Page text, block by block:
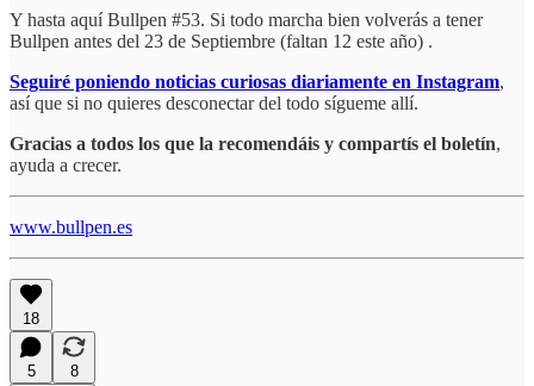
Y hasta aquí Bullpen #53. Si todo marcha bien volverás a tener
Bullpen antes del 23 de Septiembre (faltan 12 este año) .
Seguiré poniendo noticias curiosas diariamente en Instagram,
así que si no quieres desconectar del todo sígueme allí.
Gracias a todos los que la recomendáis y compartís el boletín,
ayuda a crecer.
www.bullpen.es
18
5
8